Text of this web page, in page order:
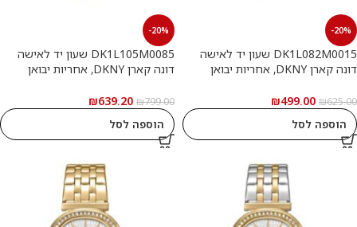
-20%
DK1L082M0015 שעון יד לאישה
דונה קארן DKNY, אחריות יבואן
₪625.00
₪499.00
הוספה לסל
-20%
DK1L105M0085 שעון יד לאישה
דונה קארן DKNY, אחריות יבואן
₪799.00
₪639.20
הוספה לסל